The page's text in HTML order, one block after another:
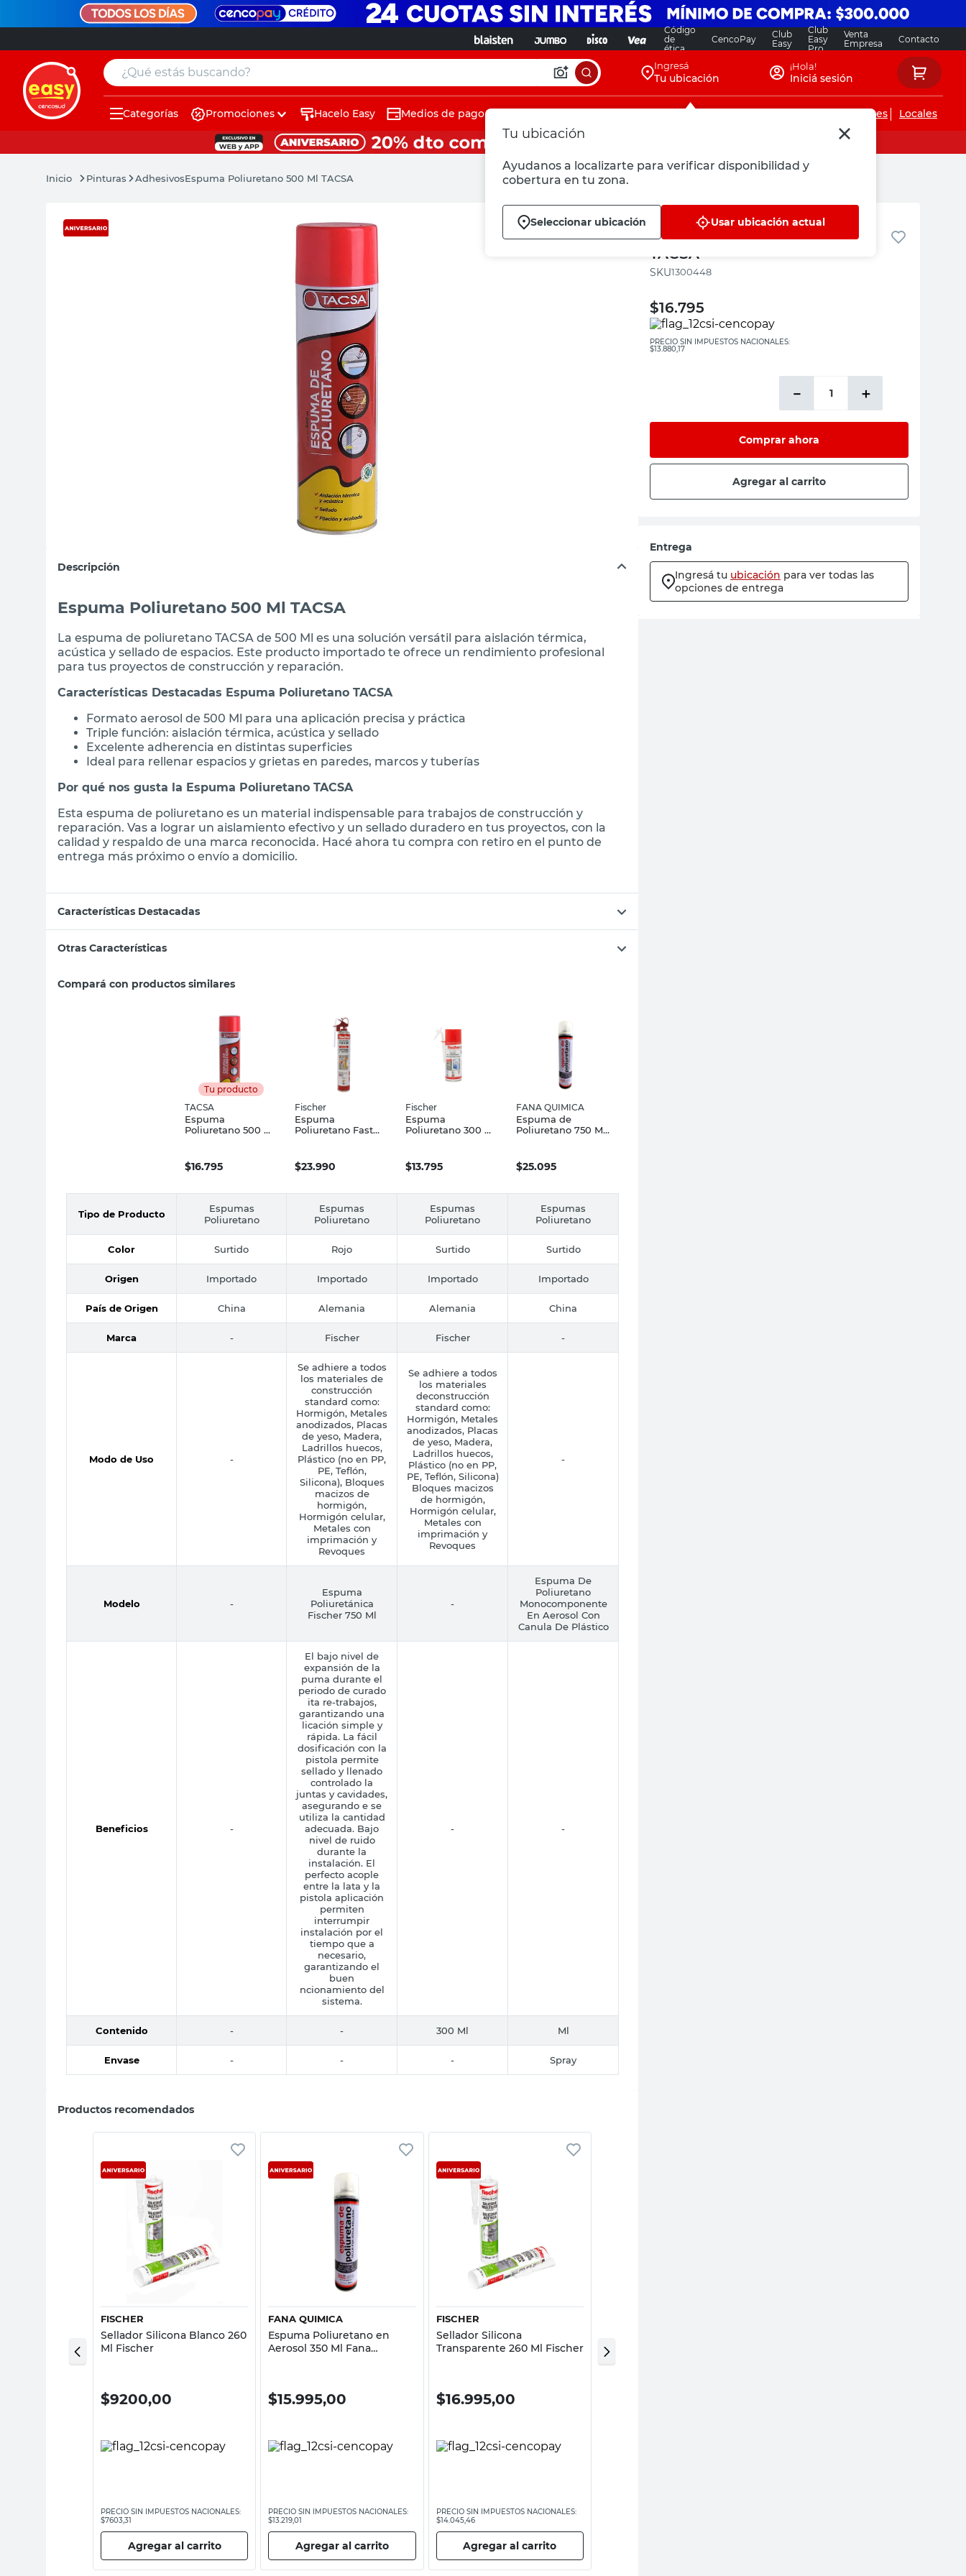
Código
de
ética
CencoPay
Club
Easy
Club
Easy
Pro
Venta
Empresa
Contacto
¿Qué estás buscando? Ingresá
Tu ubicación
Tu ubicación
Ayudanos a localizarte para verificar disponibilidad y
cobertura en tu zona.
Seleccionar ubicación Usar ubicación actual
¡Hola!
Iniciá sesión
Categorías Promociones Hacelo Easy Medios de pago Servicios de instalaciones Locales
Pinturas AdhesivosEspuma Poliuretano 500 Ml TACSA
Descripción
Espuma Poliuretano 500 Ml TACSA
La espuma de poliuretano TACSA de 500 Ml es una solución versátil para aislación térmica,
acústica y sellado de espacios. Este producto importado te ofrece un rendimiento profesional
para tus proyectos de construcción y reparación.
Características Destacadas Espuma Poliuretano TACSA
Formato aerosol de 500 Ml para una aplicación precisa y práctica
Triple función: aislación térmica, acústica y sellado
Excelente adherencia en distintas superficies
Ideal para rellenar espacios y grietas en paredes, marcos y tuberías
Por qué nos gusta la Espuma Poliuretano TACSA
Esta espuma de poliuretano es un material indispensable para trabajos de construcción y
reparación. Vas a lograr un aislamiento efectivo y un sellado duradero en tus proyectos, con la
calidad y respaldo de una marca reconocida. Hacé ahora tu compra con retiro en el punto de
entrega más próximo o envío a domicilio.
Características Destacadas
Otras Características
Compará con productos similares
Tu producto
TACSA
Espuma
Poliuretano 500 Ml
$16.795
Fischer
Espuma
Poliuretano Fast
$23.990
Fischer
Espuma
Poliuretano 300 Ml
$13.795
FANA QUIMICA
Espuma de
Poliuretano 750 Ml
$25.095
Tipo de Producto
Espumas
Poliuretano
Espumas
Poliuretano
Espumas
Poliuretano
Espumas
Poliuretano
Color Surtido Rojo Surtido Surtido
Origen Importado Importado Importado Importado
País de Origen China Alemania Alemania China
Marca - Fischer Fischer -
Modo de Uso -
Se adhiere a todos
los materiales de
construcción
standard como:
Hormigón, Metales
anodizados, Placas
de yeso, Madera,
Ladrillos huecos,
Plástico (no en PP,
PE, Teflón,
Silicona), Bloques
macizos de
hormigón,
Hormigón celular,
Metales con
imprimación y
Revoques
Se adhiere a todos
los materiales
deconstrucción
standard como:
Hormigón, Metales
anodizados, Placas
de yeso, Madera,
Ladrillos huecos,
Plástico (no en PP,
PE, Teflón, Silicona)
Bloques macizos
de hormigón,
Hormigón celular,
Metales con
imprimación y
Revoques
-
Modelo -
Espuma
Poliuretánica
Fischer 750 Ml
-
Espuma De
Poliuretano
Monocomponente
En Aerosol Con
Canula De Plástico
Beneficios -
El bajo nivel de
expansión de la
puma durante el
periodo de curado
ita re-trabajos,
garantizando una
licación simple y
rápida. La fácil
dosificación con la
pistola permite
sellado y llenado
controlado la
juntas y cavidades,
asegurando e se
utiliza la cantidad
adecuada. Bajo
nivel de ruido
durante la
instalación. El
perfecto acople
entre la lata y la
pistola aplicación
permiten
interrumpir
instalación por el
tiempo que a
necesario,
garantizando el
buen
ncionamiento del
sistema.
- -
Contenido - - 300 Ml Ml
Envase - - - Spray
Productos recomendados
Vista rápida
FISCHER
Sellador Silicona Blanco 260
Ml Fischer
$9200,00
PRECIO SIN IMPUESTOS NACIONALES:
$7603,31
Agregar al carrito
Vista rápida
FANA QUIMICA
Espuma Poliuretano en
Aerosol 350 Ml Fana
$15.995,00
PRECIO SIN IMPUESTOS NACIONALES:
$13.219,01
Agregar al carrito
Vista rápida
FISCHER
Sellador Silicona
Transparente 260 Ml Fischer
$16.995,00
PRECIO SIN IMPUESTOS NACIONALES:
$14.045,46
Agregar al carrito
100 Ml Fastix
Espuma Poliuretano 500 Ml
TACSA
:1300448
$16.795
PRECIO SIN IMPUESTOS NACIONALES:
$13.880,17
＋
－
Comprar ahora
Agregar al carrito
Entrega
Ingresá tu ubicación para ver todas las
opciones de entrega
muebles